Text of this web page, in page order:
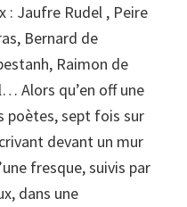
: Jaufre Rudel , Peire
Bernard de
Raimon de
Alors qu’en off une
poètes, sept fois sur
devant un mur
fresque, suivis par
dans une